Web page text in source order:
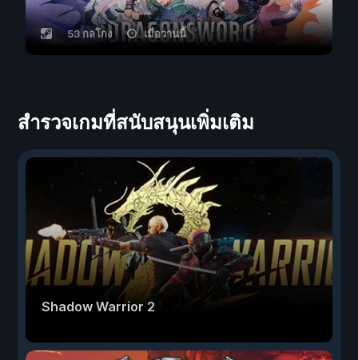
53 กลโกง เมื่อวานนี้
สำรวจเกมที่สนับสนุนเพิ่มเติม
Shadow Warrior 2